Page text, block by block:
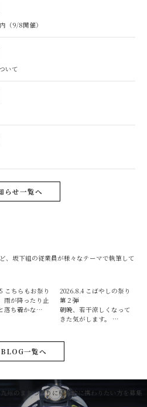
（9/8開催）
いて
らせ一覧へ
、坂下組の従業員が様々なテーマで執筆して
こちらもお祭り
雨が降ったり止
落ち着かな…
2026.8.4 こばやしの祭り
第２弾
朝晩、若干涼しくなって
きた気がします。 …
一覧へ
州のまちづくりに積極的に携わりたい方を募集